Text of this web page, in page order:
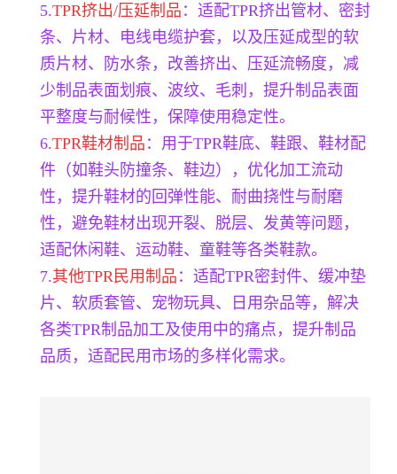
5.TPR挤出/压延制品 ：适配TPR挤出管材、密封
条、片材、电线电缆护套，以及压延成型的软
质片材、防水条，改善挤出、压延流畅度，减
少制品表面划痕、波纹、毛刺，提升制品表面
平整度与耐候性，保障使用稳定性。
6.TPR鞋材制品 ：用于TPR鞋底、鞋跟、鞋材配
件（如鞋头防撞条、鞋边），优化加工流动
性，提升鞋材的回弹性能、耐曲挠性与耐磨
性，避免鞋材出现开裂、脱层、发黄等问题，
适配休闲鞋、运动鞋、童鞋等各类鞋款。
7.其他TPR民用制品 ：适配TPR密封件、缓冲垫
片、软质套管、宠物玩具、日用杂品等，解决
各类TPR制品加工及使用中的痛点，提升制品
品质，适配民用市场的多样化需求。